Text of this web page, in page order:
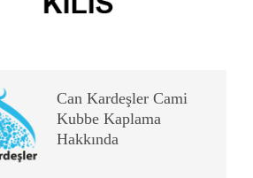
Can Kardeşler Cami
Kubbe Kaplama
Hakkında